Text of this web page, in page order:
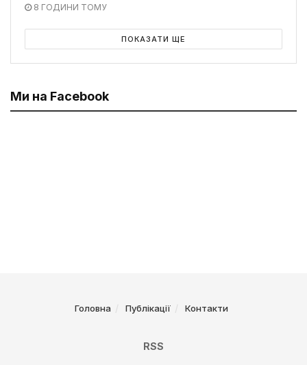
8 ГОДИНИ ТОМУ
ПОКАЗАТИ ЩЕ
Ми на Facebook
Головна Публікації Контакти
RSS